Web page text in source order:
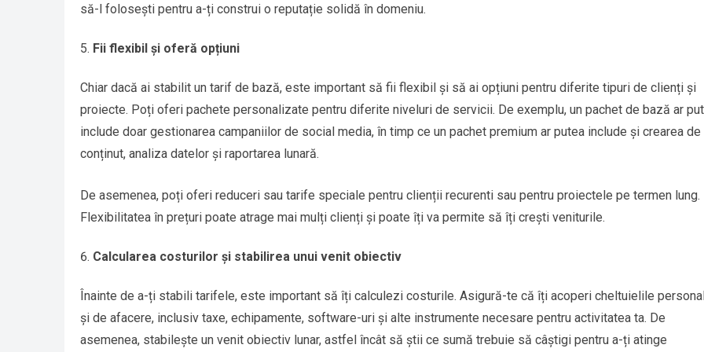
să-l folosești pentru a-ți construi o reputație solidă în domeniu.
Fii flexibil și oferă opțiuni
Chiar dacă ai stabilit un tarif de bază, este important să fii flexibil și să ai opțiuni pentru diferite tipuri de clienți și
proiecte. Poți oferi pachete personalizate pentru diferite niveluri de servicii. De exemplu, un pachet de bază ar
include doar gestionarea campaniilor de social media, în timp ce un pachet premium ar putea include și crearea de
conținut, analiza datelor și raportarea lunară.
De asemenea, poți oferi reduceri sau tarife speciale pentru clienții recurenti sau pentru proiectele pe termen lung.
Flexibilitatea în prețuri poate atrage mai mulți clienți și poate îți va permite să îți crești veniturile.
Calcularea costurilor și stabilirea unui venit obiectiv
Înainte de a-ți stabili tarifele, este important să îți calculezi costurile. Asigură-te că îți acoperi cheltuielile
și de afacere, inclusiv taxe, echipamente, software-uri și alte instrumente necesare pentru activitatea ta. De
asemenea, stabilește un venit obiectiv lunar, astfel încât să știi ce sumă trebuie să câștigi pentru a-ți atinge